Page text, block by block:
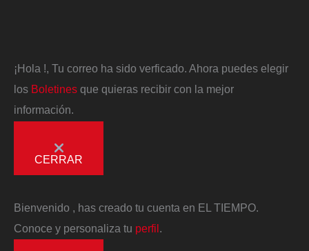
¡Hola !, Tu correo ha sido verficado. Ahora puedes elegir
los Boletines que quieras recibir con la mejor
información.
CERRAR
Bienvenido
, has creado tu cuenta en EL TIEMPO.
Conoce y personaliza tu perfil